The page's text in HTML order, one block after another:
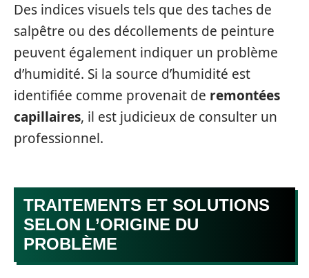
Des indices visuels tels que des taches de
salpêtre ou des décollements de peinture
peuvent également indiquer un problème
d’humidité. Si la source d’humidité est
identifiée comme provenait de remontées
capillaires, il est judicieux de consulter un
professionnel.
TRAITEMENTS ET SOLUTIONS
SELON L’ORIGINE DU
PROBLÈME